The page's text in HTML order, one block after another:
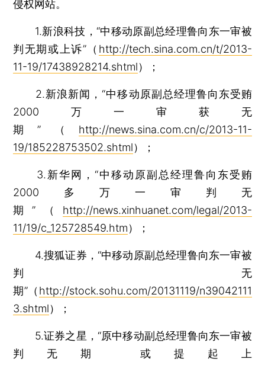
侵权网站。
1.新浪科技，“中移动原副总经理鲁向东一审被
判无期或上诉”（ http://tech.sina.com.cn/t/2013-
11-19/17438928214.shtml）；
2.新浪新闻，“中移动原副总经理鲁向东受贿
2000万一审获无
期”（ http://news.sina.com.cn/c/2013-11-
19/185228753502.shtml）；
3.新华网，“中移动原副总经理鲁向东受贿
2000多万一审判无
期”（ http://news.xinhuanet.com/legal/2013-
11/19/c_125728549.htm）；
4.搜狐证券，“中移动原副总经理鲁向东一审被
判无
期”（ http://stock.sohu.com/20131119/n39042111
3.shtml）；
5.证券之星，“原中移动副总经理鲁向东一审被
判无期 或提起上